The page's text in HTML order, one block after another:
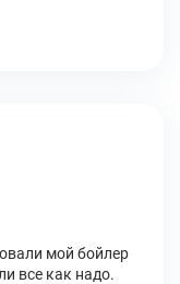
мой бойлер
все как надо.